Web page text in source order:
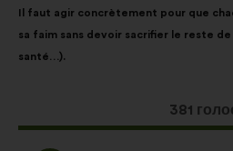
пропозиції:
Il faut agir concrètement pour que
sa faim sans devoir sacrifier le reste de
santé…).
Ця
381
розподілом:Статистика:
забезпечення